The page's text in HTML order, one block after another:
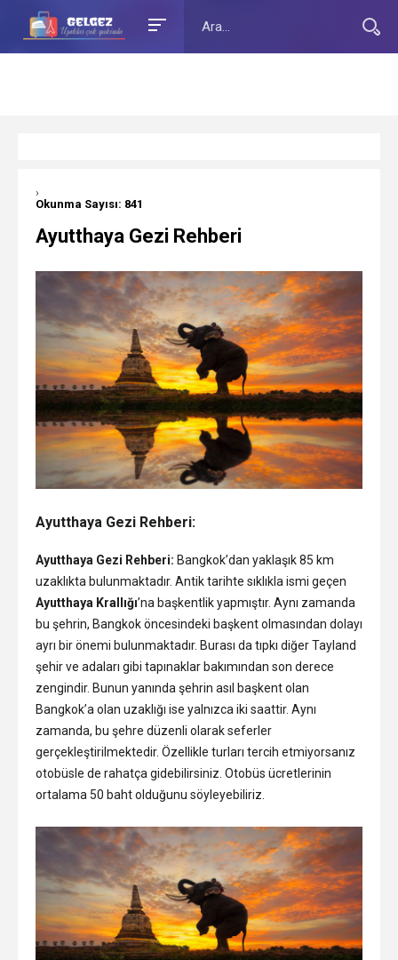
›
Okunma Sayısı: 841
Ayutthaya Gezi Rehberi
Ayutthaya Gezi Rehberi:
Ayutthaya Gezi Rehberi: Bangkok’dan yaklaşık 85 km
uzaklıkta bulunmaktadır. Antik tarihte sıklıkla ismi geçen
Ayutthaya Krallığı’na başkentlik yapmıştır. Aynı zamanda
bu şehrin, Bangkok öncesindeki başkent olmasından dolayı
ayrı bir önemi bulunmaktadır. Burası da tıpkı diğer Tayland
şehir ve adaları gibi tapınaklar bakımından son derece
zengindir. Bunun yanında şehrin asıl başkent olan
Bangkok’a olan uzaklığı ise yalnızca iki saattir. Aynı
zamanda, bu şehre düzenli olarak seferler
gerçekleştirilmektedir. Özellikle turları tercih etmiyorsanız
otobüsle de rahatça gidebilirsiniz. Otobüs ücretlerinin
ortalama 50 baht olduğunu söyleyebiliriz.